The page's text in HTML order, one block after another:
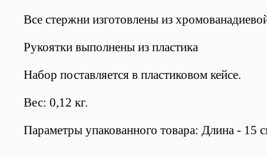
Все стержни изготовлены из
Рукоятки выполнены из пластика
Набор поставляется в пластиковом кейсе.
Вес: 0,12 кг.
Параметры упакованного товара: Длина -